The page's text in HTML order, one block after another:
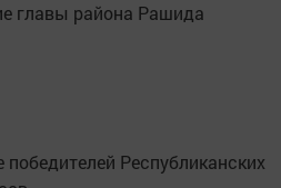
главы района Рашида
Республиканских